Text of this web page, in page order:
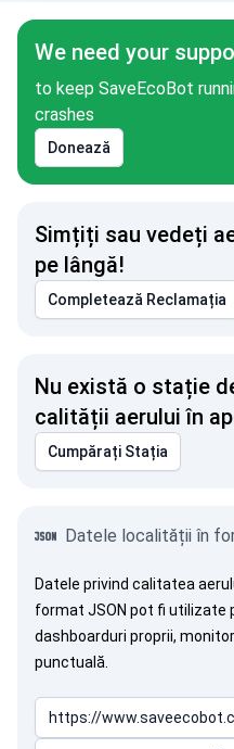
We need your
to keep SaveEcoBot
crashes
Donează
Simțiți sau vedeți
pe lângă!
Completează Reclamația
Nu există o stație
calității aerului în
Cumpărați Stația
Datele localității în
Datele privind calitatea
format JSON pot fi utilizate
dashboarduri proprii,
punctuală.